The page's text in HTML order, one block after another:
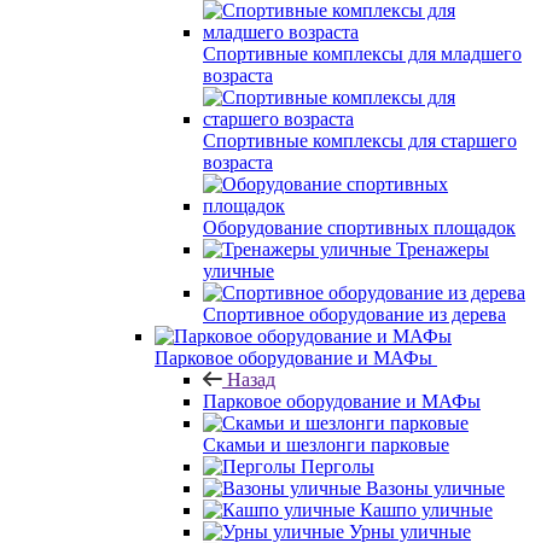
Спортивные комплексы для младшего
возраста
Спортивные комплексы для старшего
возраста
Оборудование спортивных площадок
Тренажеры
уличные
Спортивное оборудование из дерева
Парковое оборудование и МАФы
Назад
Парковое оборудование и МАФы
Скамьи и шезлонги парковые
Перголы
Вазоны уличные
Кашпо уличные
Урны уличные